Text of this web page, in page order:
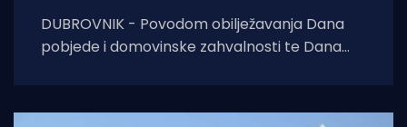
DUBROVNIK - Povodom obilježavanja Dana
pobjede i domovinske zahvalnosti te Dana
Dubrovnik